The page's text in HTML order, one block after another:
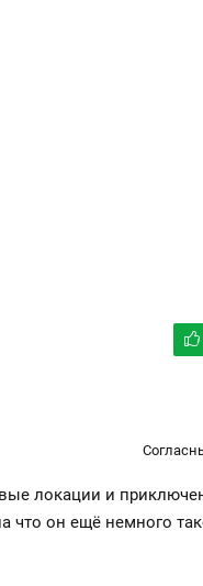
локации и
что он ещё немного